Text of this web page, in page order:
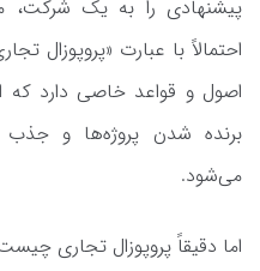
پیشنهادی را به یک شرکت،
احتمالاً با عبارت «پروپوزال
اصول و قواعد خاصی دارد که
برنده شدن پروژه‌ها و
می‌شود.
اما دقیقاً پروپوزال تجاری